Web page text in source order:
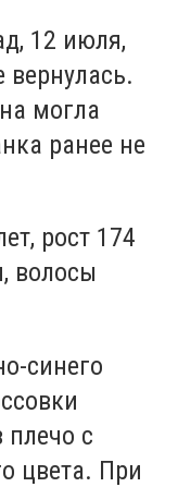
12 июля,
могла
ранее не
рост 174
волосы
синего
плечо с
цвета. При